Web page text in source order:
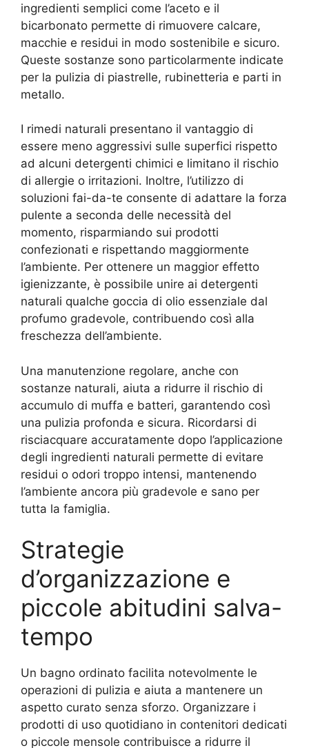
ingredienti semplici come l’aceto e il
bicarbonato permette di rimuovere calcare,
macchie e residui in modo sostenibile e sicuro.
Queste sostanze sono particolarmente indicate
per la pulizia di piastrelle, rubinetteria e parti in
metallo.
I rimedi naturali presentano il vantaggio di
essere meno aggressivi sulle superfici rispetto
ad alcuni detergenti chimici e limitano il rischio
di allergie o irritazioni. Inoltre, l’utilizzo di
soluzioni fai-da-te consente di adattare la forza
pulente a seconda delle necessità del
momento, risparmiando sui prodotti
confezionati e rispettando maggiormente
l’ambiente. Per ottenere un maggior effetto
igienizzante, è possibile unire ai detergenti
naturali qualche goccia di olio essenziale dal
profumo gradevole, contribuendo così alla
freschezza dell’ambiente.
Una manutenzione regolare, anche con
sostanze naturali, aiuta a ridurre il rischio di
accumulo di muffa e batteri, garantendo così
una pulizia profonda e sicura. Ricordarsi di
risciacquare accuratamente dopo l’applicazione
degli ingredienti naturali permette di evitare
residui o odori troppo intensi, mantenendo
l’ambiente ancora più gradevole e sano per
tutta la famiglia.
Strategie
d’organizzazione e
piccole abitudini salva-
tempo
Un bagno ordinato facilita notevolmente le
operazioni di pulizia e aiuta a mantenere un
aspetto curato senza sforzo. Organizzare i
prodotti di uso quotidiano in contenitori dedicati
o piccole mensole contribuisce a ridurre il